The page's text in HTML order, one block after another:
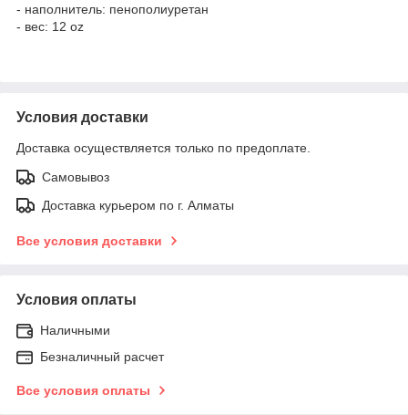
- наполнитель: пенополиуретан
- вес: 12 oz
Условия доставки
Доставка осуществляется только по предоплате.
Самовывоз
Доставка курьером по г. Алматы
Все условия доставки
Условия оплаты
Наличными
Безналичный расчет
Все условия оплаты